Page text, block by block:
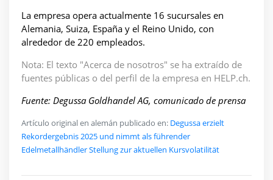
La empresa opera actualmente 16 sucursales en
Alemania, Suiza, España y el Reino Unido, con
alrededor de 220 empleados.
Nota: El texto "Acerca de nosotros" se ha extraído de
fuentes públicas o del perfil de la empresa en HELP.ch.
Fuente: Degussa Goldhandel AG, comunicado de prensa
Artículo original en alemán publicado en: Degussa erzielt
Rekordergebnis 2025 und nimmt als führender
Edelmetallhändler Stellung zur aktuellen Kursvolatilität